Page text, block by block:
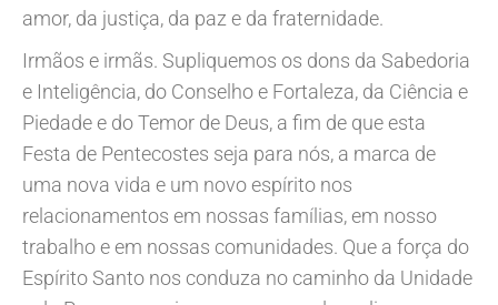
amor, da justiça, da paz e da fraternidade.
Irmãos e irmãs. Supliquemos os dons da Sabedoria
e Inteligência, do Conselho e Fortaleza, da Ciência e
Piedade e do Temor de Deus, a fim de que esta
Festa de Pentecostes seja para nós, a marca de
uma nova vida e um novo espírito nos
relacionamentos em nossas famílias, em nosso
trabalho e em nossas comunidades. Que a força do
Espírito Santo nos conduza no caminho da Unidade